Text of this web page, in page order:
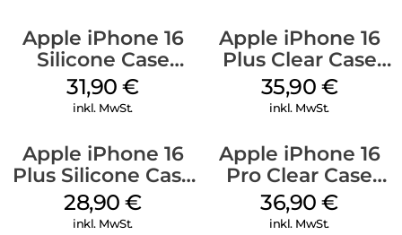
Apple iPhone 16
Silicone Case
MagSafe Fuchsia
31,90€
inkl. MwSt.
Apple iPhone 16
Plus Clear Case
MagSafe
Transparent
35,90 €
inkl. MwSt.
Apple iPhone 16
Plus Silicone Case
MagSafe Black
28,90€
inkl. MwSt.
Apple iPhone 16
Pro Clear Case
MagSafe
Transparent
36,90€
inkl. MwSt.